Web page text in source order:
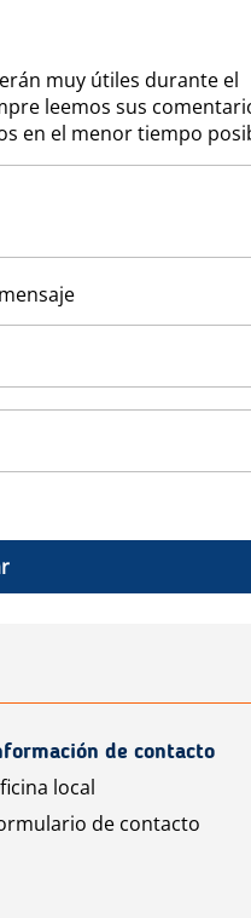
muy útiles durante el
leemos sus
en el menor tiempo
de contacto
local
de contacto